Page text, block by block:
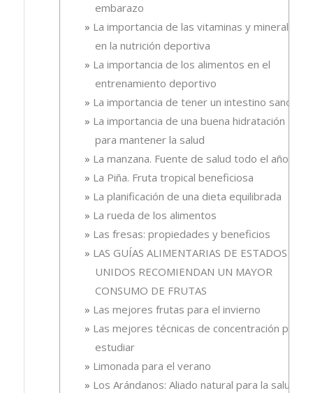
embarazo
La importancia de las vitaminas y minerales
en la nutrición deportiva
La importancia de los alimentos en el
entrenamiento deportivo
La importancia de tener un intestino sano
La importancia de una buena hidratación
para mantener la salud
La manzana. Fuente de salud todo el año
La Piña. Fruta tropical beneficiosa
La planificación de una dieta equilibrada
La rueda de los alimentos
Las fresas: propiedades y beneficios
LAS GUÍAS ALIMENTARIAS DE ESTADOS
UNIDOS RECOMIENDAN UN MAYOR
CONSUMO DE FRUTAS
Las mejores frutas para el invierno
Las mejores técnicas de concentración para
estudiar
Limonada para el verano
Los Arándanos: Aliado natural para la salud